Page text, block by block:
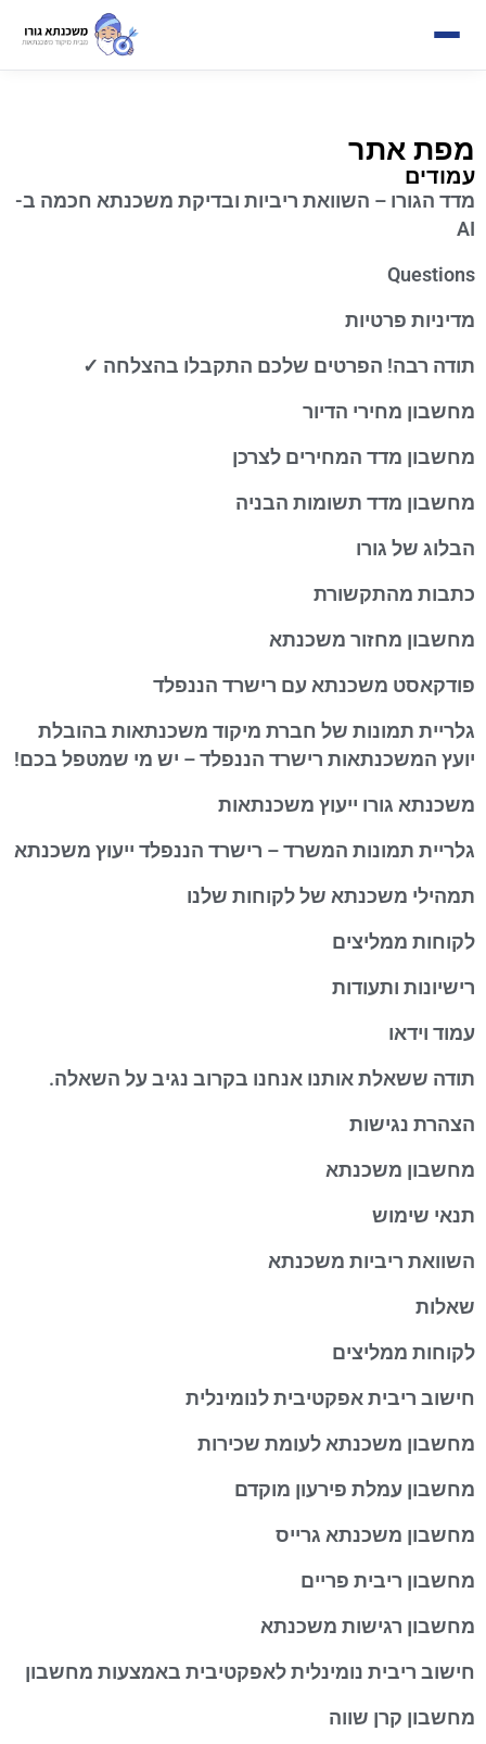
מפת אתר
עמודים
מדד הגורו – השוואת ריביות ובדיקת משכנתא חכמה ב-
AI
Questions
מדיניות פרטיות
תודה רבה! הפרטים שלכם התקבלו בהצלחה ✓
מחשבון מחירי הדיור
מחשבון מדד המחירים לצרכן
מחשבון מדד תשומות הבניה
הבלוג של גורו
כתבות מהתקשורת
מחשבון מחזור משכנתא
פודקאסט משכנתא עם רישרד הננפלד
גלריית תמונות של חברת מיקוד משכנתאות בהובלת
יועץ המשכנתאות רישרד הננפלד – יש מי שמטפל בכם!
משכנתא גורו ייעוץ משכנתאות
גלריית תמונות המשרד – רישרד הננפלד ייעוץ משכנתא
תמהילי משכנתא של לקוחות שלנו
לקוחות ממליצים
רישיונות ותעודות
עמוד וידאו
תודה ששאלת אותנו אנחנו בקרוב נגיב על השאלה.
הצהרת נגישות
מחשבון משכנתא
תנאי שימוש
השוואת ריביות משכנתא
שאלות
לקוחות ממליצים
חישוב ריבית אפקטיבית לנומינלית
מחשבון משכנתא לעומת שכירות
מחשבון עמלת פירעון מוקדם
מחשבון משכנתא גרייס
מחשבון ריבית פריים
מחשבון רגישות משכנתא
חישוב ריבית נומינלית לאפקטיבית באמצעות מחשבון
מחשבון קרן שווה